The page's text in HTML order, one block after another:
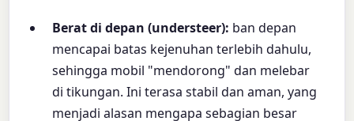
Berat di depan (understeer): ban depan
mencapai batas kejenuhan terlebih dahulu,
sehingga mobil "mendorong" dan melebar
di tikungan. Ini terasa stabil dan aman, yang
menjadi alasan mengapa sebagian besar